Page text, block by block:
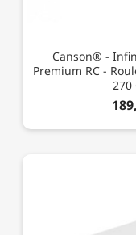
Canson® -
Premium RC -
270